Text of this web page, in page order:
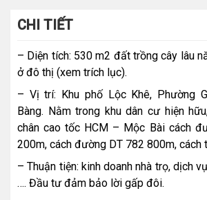
CHI TIẾT
– Diện tích: 530 m2 đất trồng cây lâu
ở đô thị (xem trích lục).
– Vị trí: Khu phố Lộc Khê, Phường
Bàng. Nằm trong khu dân cư hiện
chân cao tốc HCM – Mộc Bài cách
200m, cách đường DT 782 800m, cách
– Thuận tiện: kinh doanh nhà trọ, dịch
…. Đầu tư đảm bảo lời gấp đôi.